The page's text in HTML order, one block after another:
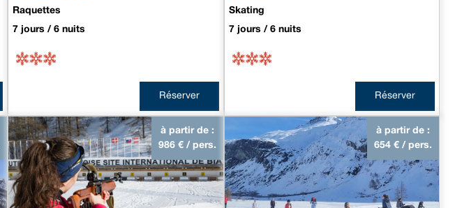
Raquettes
7 jours / 6 nuits
Réserver
Skating
7 jours / 6 nuits
Réserver
à partir de :
986 € / pers.
à partir de :
654 € / pers.